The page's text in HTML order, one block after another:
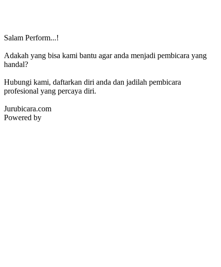
Salam Perform...!
Adakah yang bisa kami bantu agar anda menjadi pembicara yang
handal?
Hubungi kami, daftarkan diri anda dan jadilah pembicara
profesional yang percaya diri.
Jurubicara.com
Powered by